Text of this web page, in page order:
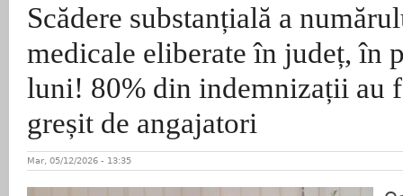
Scădere substanțială a
medicale eliberate în județ, în
luni! 80% din indemnizații au
greșit de angajatori
Mar, 05/12/2026 - 13:35